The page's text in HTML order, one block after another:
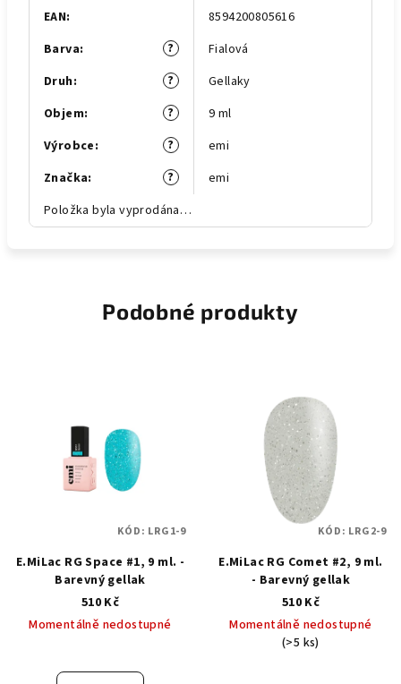
EAN:
8594200805616
?
Barva:
Fialová
?
Druh:
Gellaky
?
Objem:
9 ml
?
Výrobce:
emi
?
Značka:
emi
Položka byla vyprodána…
Podobné produkty
E.MiLac RG Space #1, 9 ml. -
Barevný gellak
510 Kč
Momentálně nedostupné
KÓD: LRG1-9
E.MiLac RG Comet #2, 9 ml.
- Barevný gellak
510 Kč
Momentálně nedostupné
(>5 ks)
KÓD: LRG2-9